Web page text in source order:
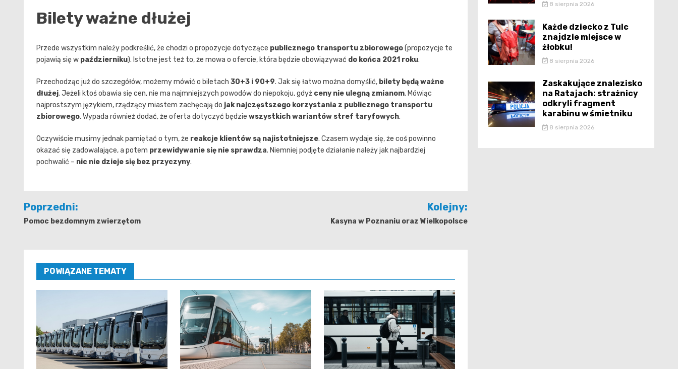
Bilety ważne dłużej
Przede wszystkim należy podkreślić, że chodzi o propozycje dotyczące publicznego transportu zbiorowego(propozycje te
pojawią się w październiku). Istotne jest też to, że mowa o ofercie, która będzie obowiązywać do końca 2021 roku.
Przechodząc już do szczegółów, możemy mówić o biletach 30+3 i 90+9. Jak się łatwo można domyślić, bilety będą ważne
dłużej. Jeżeli ktoś obawia się cen, nie ma najmniejszych powodów do niepokoju, gdyż ceny nie ulegną zmianom. Mówiąc
najprostszym językiem, rządzący miastem zachęcają do jak najczęstszego korzystania z publicznego transportu
zbiorowego. Wypada również dodać, że oferta dotyczyć będzie wszystkich wariantów stref taryfowych.
Oczywiście musimy jednak pamiętać o tym, że reakcje klientów są najistotniejsze. Czasem wydaje się, że coś powinno
okazać się zadowalające, a potem przewidywanie się nie sprawdza. Niemniej podjęte działanie należy jak najbardziej
pochwalić – nic nie dzieje się bez przyczyny.
Nawigacja
wpisu
Poprzedni:
Pomoc bezdomnym zwierzętom
Kolejny:
Kasyna w Poznaniu oraz Wielkopolsce
POWIĄZANE TEMATY
8 sierpnia 2026
Każde dziecko z Tulc
znajdzie miejsce w
żłobku!
8 sierpnia 2026
Zaskakujące znalezisko
na Ratajach: strażnicy
odkryli fragment
karabinu w śmietniku
8 sierpnia 2026